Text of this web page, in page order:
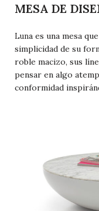
MESA DE
Luna es una mesa
simplicidad de su
roble macizo, sus
pensar en algo
conformidad